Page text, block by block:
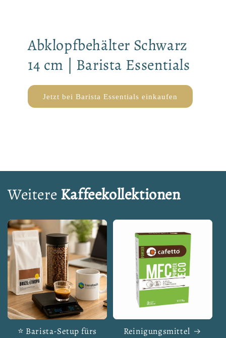
Abklopfbehälter Schwarz
14 cm | Barista Essentials
Jetzt bei Barista Essentials einkaufen
Weitere Kaffeekollektionen
⭐ Barista-Setup fürs
Reinigungsmittel